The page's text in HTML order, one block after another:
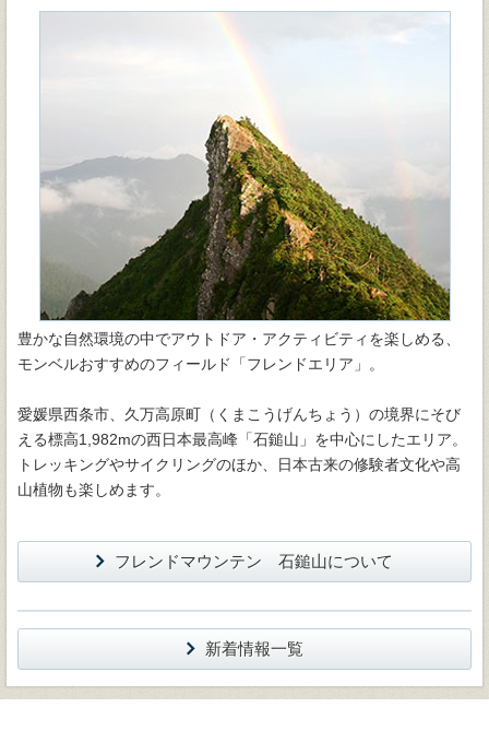
豊かな自然環境の中でアウトドア・アクティビティを楽しめる、
モンベルおすすめのフィールド「フレンドエリア」。
愛媛県西条市、久万高原町（くまこうげんちょう）の境界にそび
える標高1,982mの西日本最高峰「石鎚山」を中心にしたエリア。
トレッキングやサイクリングのほか、日本古来の修験者文化や高
山植物も楽しめます。
フレンドマウンテン 石鎚山について
新着情報一覧